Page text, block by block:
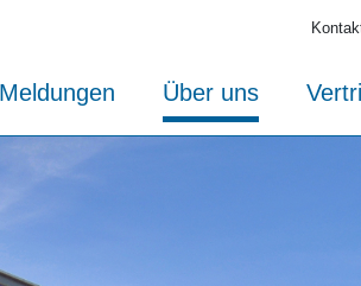
Meldungen Über uns